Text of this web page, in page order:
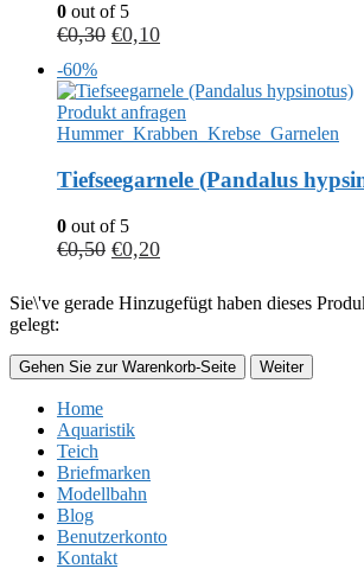
0 out of 5
€0,30 €0,10
-60%
Produkt anfragen
Hummer_Krabben_Krebse_Garnelen
Tiefseegarnele (Pandalus
0 out of 5
€0,50 €0,20
Sie\'ve gerade Hinzugefügt haben dieses
gelegt:
Gehen Sie zur Warenkorb-Seite Weiter
Home
Aquaristik
Teich
Briefmarken
Modellbahn
Blog
Benutzerkonto
Kontakt